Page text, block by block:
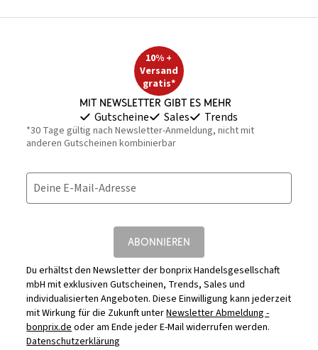
10% +
Versand
gratis*
Mit Newsletter gibt es mehr
Gutscheine Sales Trends
*30 Tage gültig nach Newsletter-Anmeldung, nicht mit
anderen Gutscheinen kombinierbar
Deine E-Mail-Adresse
ABONNIEREN
Du erhältst den Newsletter der bonprix Handelsgesellschaft
mbH mit exklusiven Gutscheinen, Trends, Sales und
individualisierten Angeboten. Diese Einwilligung kann jederzeit
mit Wirkung für die Zukunft unterNewsletter Abmeldung -
bonprix.deoder am Ende jeder E-Mail widerrufen werden.
Datenschutzerklärung